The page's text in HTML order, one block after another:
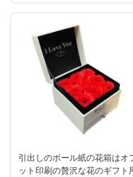
引出しのボール紙の花箱はオ
ット印刷の贅沢な花のギフト